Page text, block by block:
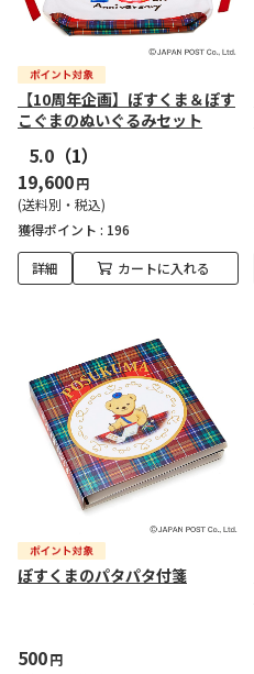
【10周年企画】ぽすくま＆ぽす
こぐまのぬいぐるみセット
5.0 （1）
19,600円
(送料別・税込)
獲得ポイント : 196
詳細 カートに入れる
ぽすくまのパタパタ付箋
500円